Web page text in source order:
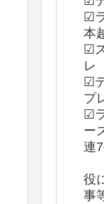
☑
本
☑
レ
☑
プ
☑
ー
連
役
事